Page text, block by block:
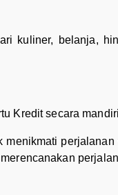
kuliner, belanja,
Kredit secara